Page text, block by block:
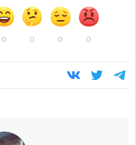
0 0 0 0